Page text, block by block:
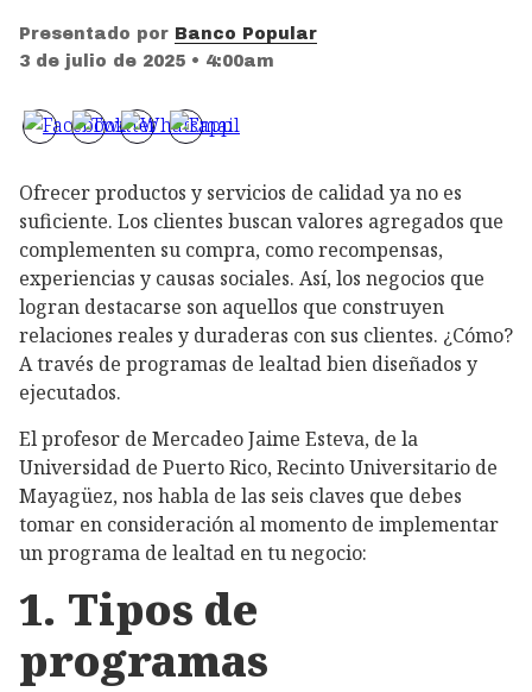
Presentado por Banco Popular
3 de julio de 2025 • 4:00am
Ofrecer productos y servicios de calidad ya no es
suficiente. Los clientes buscan valores agregados que
complementen su compra, como recompensas,
experiencias y causas sociales. Así, los negocios que
logran destacarse son aquellos que construyen
relaciones reales y duraderas con sus clientes. ¿Cómo?
A través de programas de lealtad bien diseñados y
ejecutados.
El profesor de Mercadeo Jaime Esteva, de la
Universidad de Puerto Rico, Recinto Universitario de
Mayagüez, nos habla de las seis claves que debes
tomar en consideración al momento de implementar
un programa de lealtad en tu negocio:
1. Tipos de
programas